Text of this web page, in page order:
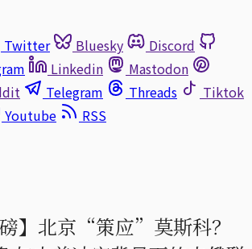
Twitter Bluesky
Discord
Linkedin
Mastodon
Telegram Threads
Tiktok
Youtube
RSS
磅】北京“策应”莫斯科？